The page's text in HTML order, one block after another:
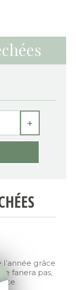
+
grâce
fanera pas,